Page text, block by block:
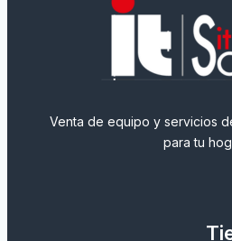
Venta de equipo y servicios
para tu